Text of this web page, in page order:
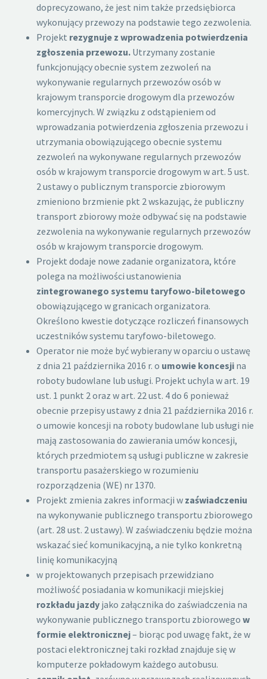
doprecyzowano, że jest nim także przedsiębiorca
wykonujący przewozy na podstawie tego zezwolenia.
Projekt rezygnuje z wprowadzenia potwierdzenia
zgłoszenia przewozu. Utrzymany zostanie
funkcjonujący obecnie system zezwoleń na
wykonywanie regularnych przewozów osób w
krajowym transporcie drogowym dla przewozów
komercyjnych. W związku z odstąpieniem od
wprowadzania potwierdzenia zgłoszenia przewozu i
utrzymania obowiązującego obecnie systemu
zezwoleń na wykonywane regularnych przewozów
osób w krajowym transporcie drogowym w art. 5 ust.
2 ustawy o publicznym transporcie zbiorowym
zmieniono brzmienie pkt 2 wskazując, że publiczny
transport zbiorowy może odbywać się na podstawie
zezwolenia na wykonywanie regularnych przewozów
osób w krajowym transporcie drogowym.
Projekt dodaje nowe zadanie organizatora, które
polega na możliwości ustanowienia
zintegrowanego systemu taryfowo-biletowego
obowiązującego w granicach organizatora.
Określono kwestie dotyczące rozliczeń finansowych
uczestników systemu taryfowo-biletowego.
Operator nie może być wybierany w oparciu o ustawę
z dnia 21 października 2016 r. o umowie koncesji na
roboty budowlane lub usługi. Projekt uchyla w art. 19
ust. 1 punkt 2 oraz w art. 22 ust. 4 do 6 ponieważ
obecnie przepisy ustawy z dnia 21 października 2016 r.
o umowie koncesji na roboty budowlane lub usługi nie
mają zastosowania do zawierania umów koncesji,
których przedmiotem są usługi publiczne w zakresie
transportu pasażerskiego w rozumieniu
rozporządzenia (WE) nr 1370.
Projekt zmienia zakres informacji w zaświadczeniu
na wykonywanie publicznego transportu zbiorowego
(art. 28 ust. 2 ustawy). W zaświadczeniu będzie można
wskazać sieć komunikacyjną, a nie tylko konkretną
linię komunikacyjną
w projektowanych przepisach przewidziano
możliwość posiadania w komunikacji miejskiej
rozkładu jazdy jako załącznika do zaświadczenia na
wykonywanie publicznego transportu zbiorowego w
formie elektronicznej– biorąc pod uwagę fakt, że w
postaci elektronicznej taki rozkład znajduje się w
komputerze pokładowym każdego autobusu.